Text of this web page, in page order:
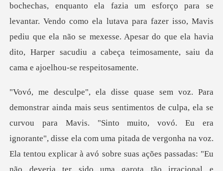
bochechas, enquanto ela fazia um esforço para se
levantar. Vendo como ela lutava para fazer
a com uma pitada de vergonha na voz.
Ela tentou explicar à avó sobre suas ações passadas: "Eu